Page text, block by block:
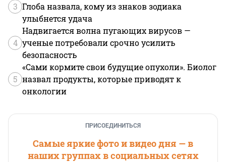
3 Глоба назвала, кому из знаков зодиака
улыбнется удача
4
Надвигается волна пугающих вирусов —
ученые потребовали срочно усилить
безопасность
5
«Сами кормите свои будущие опухоли». Биолог
назвал продукты, которые приводят к
онкологии
ПРИСОЕДИНИТЬСЯ
Самые яркие фото и видео дня — в
наших группах в социальных сетях